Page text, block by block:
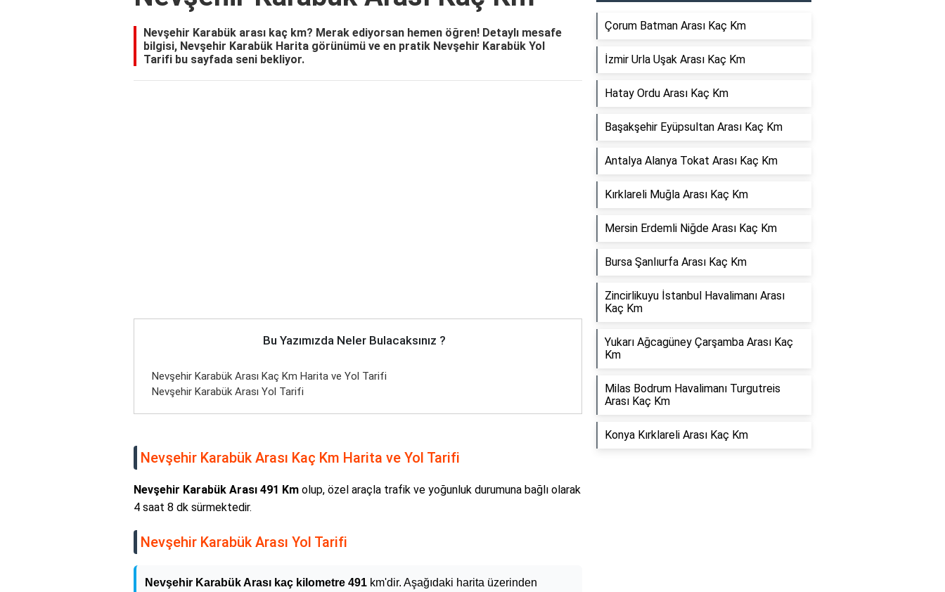
Nevşehir Karabük arası kaç km? Merak ediyorsan hemen öğren! Detaylı mesafe
bilgisi, Nevşehir Karabük Harita görünümü ve en pratik Nevşehir Karabük Yol
Tarifi bu sayfada seni bekliyor.
Bu Yazımızda Neler Bulacaksınız ?
Nevşehir Karabük Arası Kaç Km Harita ve Yol Tarifi
Nevşehir Karabük Arası Yol Tarifi
Nevşehir Karabük Arası Kaç Km Harita ve Yol Tarifi
Nevşehir Karabük Arası 491 Km olup, özel araçla trafik ve yoğunluk durumuna bağlı olarak
4 saat 8 dk sürmektedir.
Nevşehir Karabük Arası Yol Tarifi
Nevşehir Karabük Arası kaç kilometre 491 km'dir. Aşağıdaki harita üzerinden
Çorum Batman Arası Kaç Km
İzmir Urla Uşak Arası Kaç Km
Hatay Ordu Arası Kaç Km
Başakşehir Eyüpsultan Arası Kaç Km
Antalya Alanya Tokat Arası Kaç Km
Kırklareli Muğla Arası Kaç Km
Mersin Erdemli Niğde Arası Kaç Km
Bursa Şanlıurfa Arası Kaç Km
Zincirlikuyu İstanbul Havalimanı Arası
Kaç Km
Yukarı Ağcagüney Çarşamba Arası Kaç
Km
Milas Bodrum Havalimanı Turgutreis
Arası Kaç Km
Konya Kırklareli Arası Kaç Km